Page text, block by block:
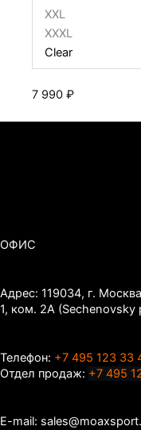
XXL
XXXL
Clear
7 990 ₽
ОФИС
Адрес: 119034, г.
1, ком. 2А (Sechenovsky
Телефон: +7 495 123 33
Отдел продаж: +7 495
E-mail: